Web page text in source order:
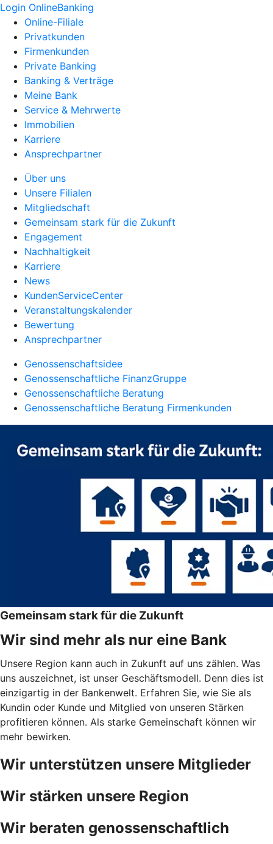
Login OnlineBanking
Online-Filiale
Privatkunden
Firmenkunden
Private Banking
Banking & Verträge
Meine Bank
Service & Mehrwerte
Immobilien
Karriere
Ansprechpartner
Über uns
Unsere Filialen
Mitgliedschaft
Gemeinsam stark für die Zukunft
Engagement
Nachhaltigkeit
Karriere
News
KundenServiceCenter
Veranstaltungskalender
Bewertung
Ansprechpartner
Genossenschaftsidee
Genossenschaftliche FinanzGruppe
Genossenschaftliche Beratung
Genossenschaftliche Beratung Firmenkunden
Gemeinsam stark für die Zukunft
Wir sind mehr als nur eine Bank
Unsere Region kann auch in Zukunft auf uns zählen. Was
uns auszeichnet, ist unser Geschäftsmodell. Denn dies ist
einzigartig in der Bankenwelt. Erfahren Sie, wie Sie als
Kundin oder Kunde und Mitglied von unseren Stärken
profitieren können. Als starke Gemeinschaft können wir
mehr bewirken.
Wir unterstützen unsere Mitglieder
Wir stärken unsere Region
Wir beraten genossenschaftlich